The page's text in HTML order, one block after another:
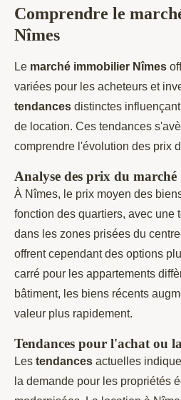
Comprendre le
Nîmes
Le marché immobilier Nîmes
variées pour les acheteurs et
tendances distinctes
de location. Ces tendances
comprendre l'évolution des prix
Analyse des prix du marché
À Nîmes, le prix moyen des
fonction des quartiers, avec une
dans les zones prisées du
offrent cependant des options
carré pour les appartements
bâtiment, les biens récents
valeur plus rapidement.
Tendances pour l'achat ou
Les tendances actuelles
la demande pour les propriétés